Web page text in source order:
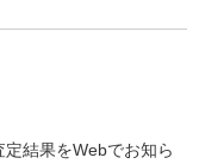
定結果をWebでお知ら